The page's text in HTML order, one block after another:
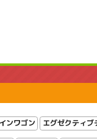
ンワゴン エグゼクティブ